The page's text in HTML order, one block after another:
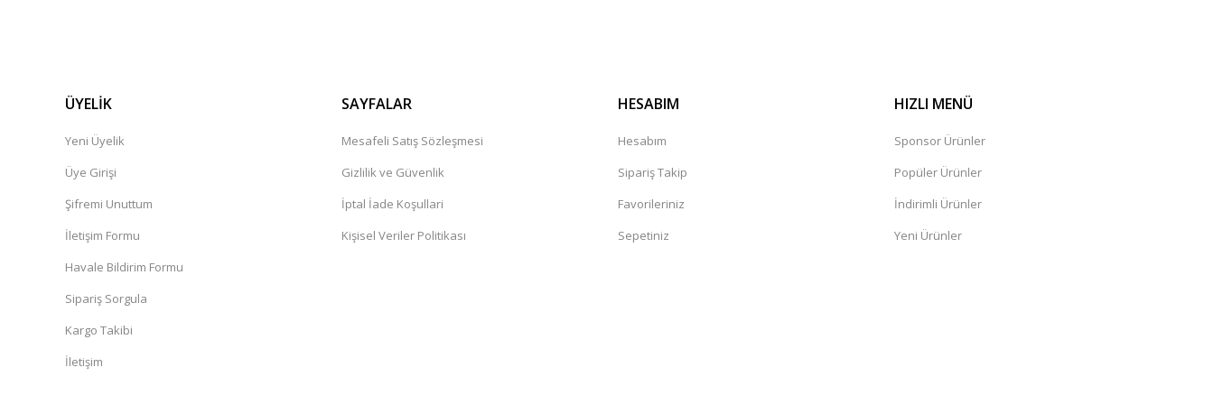
ÜYELİK
Yeni Üyelik
Üye Girişi
Şifremi Unuttum
İletişim Formu
Havale Bildirim Formu
Sipariş Sorgula
Kargo Takibi
İletişim
SAYFALAR
Mesafeli Satış Sözleşmesi
Gizlilik ve Güvenlik
İptal İade Koşullari
Kişisel Veriler Politikası
HESABIM
Hesabım
Sipariş Takip
Favorileriniz
Sepetiniz
HIZLI MENÜ
Sponsor Ürünler
Popüler Ürünler
İndirimli Ürünler
Yeni Ürünler